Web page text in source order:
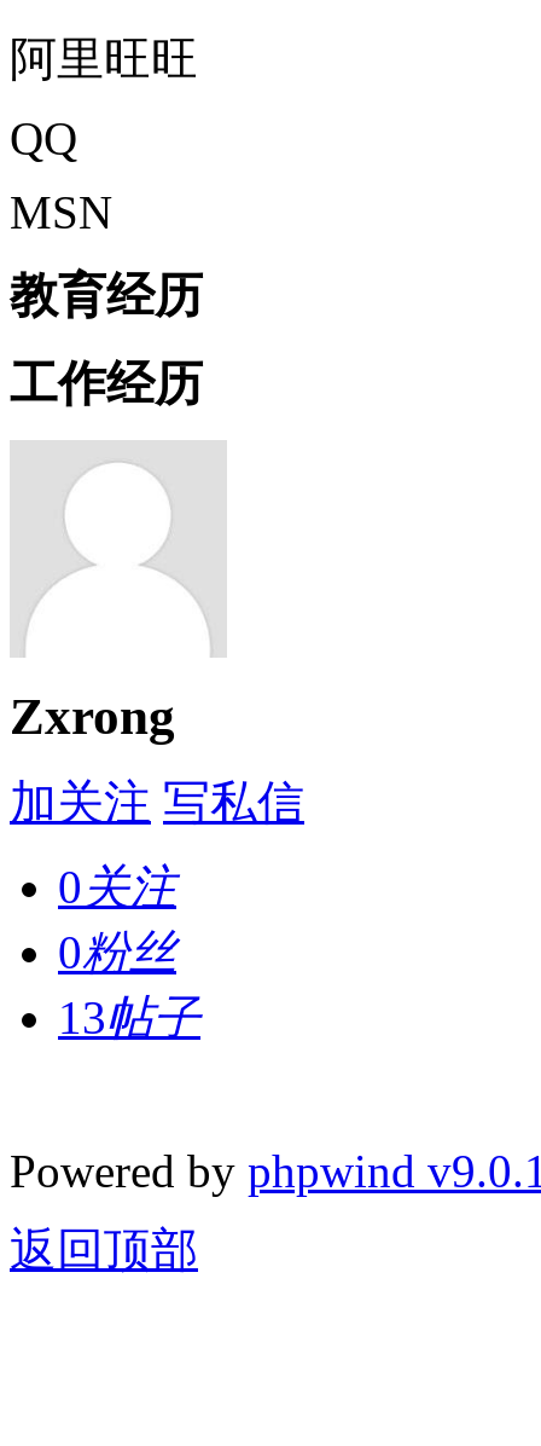
阿里旺旺
QQ
MSN
教育经历
工作经历
Zxrong
加关注 写私信
0关注
0粉丝
13帖子
Powered by phpwind
返回顶部